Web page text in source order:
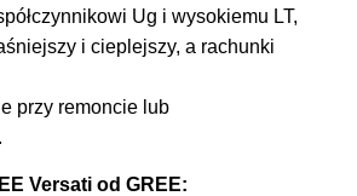
Ug i wysokiemu LT,
i cieplejszy, a rachunki
przy remoncie lub
Versati od GREE: